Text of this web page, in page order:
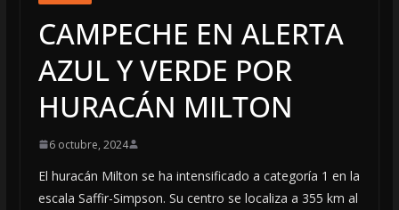
CAMPECHE EN ALERTA
AZUL Y VERDE POR
HURACÁN MILTON
6 octubre, 2024
El huracán Milton se ha intensificado a categoría 1 en la
escala Saffir-Simpson. Su centro se localiza a 355 km al